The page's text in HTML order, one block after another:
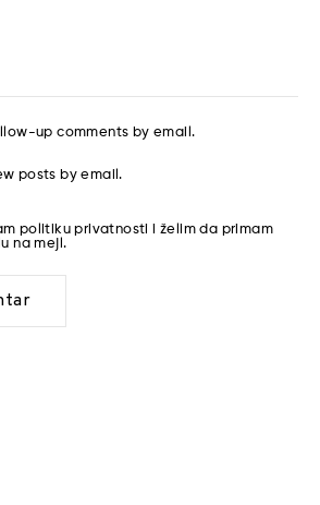
up comments by email.
posts by email.
politiku privatnosti
i želim da primam
na mejl.